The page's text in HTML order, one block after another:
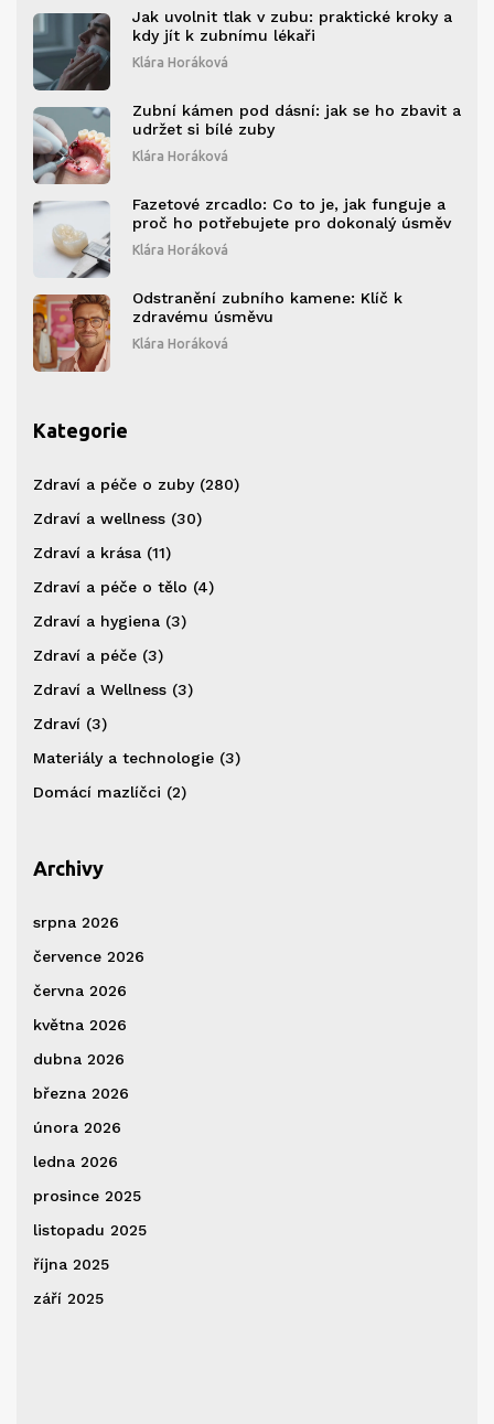
Jak uvolnit tlak v zubu: praktické kroky a
kdy jít k zubnímu lékaři
Klára Horáková
Zubní kámen pod dásní: jak se ho zbavit a
udržet si bílé zuby
Klára Horáková
Fazetové zrcadlo: Co to je, jak funguje a
proč ho potřebujete pro dokonalý úsměv
Klára Horáková
Odstranění zubního kamene: Klíč k
zdravému úsměvu
Klára Horáková
Kategorie
Zdraví a péče o zuby (280)
Zdraví a wellness (30)
Zdraví a krása (11)
Zdraví a péče o tělo (4)
Zdraví a hygiena (3)
Zdraví a péče (3)
Zdraví a Wellness (3)
Zdraví (3)
Materiály a technologie (3)
Domácí mazlíčci (2)
Archivy
srpna 2026
července 2026
června 2026
května 2026
dubna 2026
března 2026
února 2026
ledna 2026
prosince 2025
listopadu 2025
října 2025
září 2025